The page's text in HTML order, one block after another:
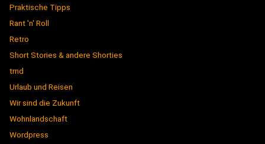
Praktische Tipps
Rant 'n' Roll
Retro
Short Stories & andere Shorties
trnd
Urlaub und Reisen
Wir sind die Zukunft
Wohnlandschaft
Wordpress